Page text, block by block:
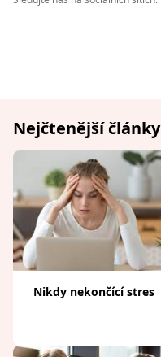
Nejčtenější články
Nikdy nekončící stres